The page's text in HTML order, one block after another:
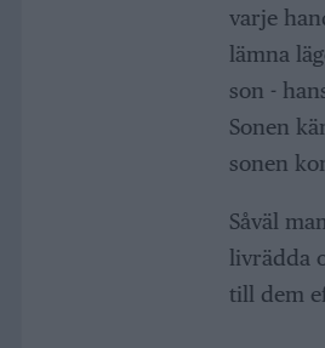
varje
lämna
son -
Sonen
sonen
Såväl
livrädda
till dem